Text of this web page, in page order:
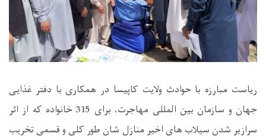
ریاست مبارزه با حوادث ولایت کاپیسا در همکاری با دفتر غذایی
جهان و سازمان بین المللی مهاجرت، برای 315 خانواده که از اثر
سرازیر شدن سیلاب های اخیر منازل شان طور کلی و قسمی تخریب